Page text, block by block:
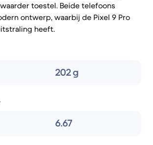
toestel. Beide telefoons
ontwerp, waarbij de Pixel 9 Pro
heeft.
202 g
6.67